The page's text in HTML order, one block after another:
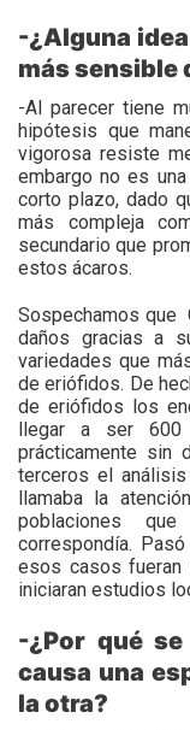
-¿Alguna
más sensible
-Al parecer tiene
hipótesis que
vigorosa resiste
embargo no es
corto plazo, dado
más compleja
secundario que
estos ácaros.
Sospechamos que
daños gracias a
variedades que
de eriófidos. De
de eriófidos los
llegar a ser
prácticamente sin
terceros el
llamaba la
poblaciones
correspondía.
esos casos
iniciaran estudios
-¿Por qué
causa una
la otra?